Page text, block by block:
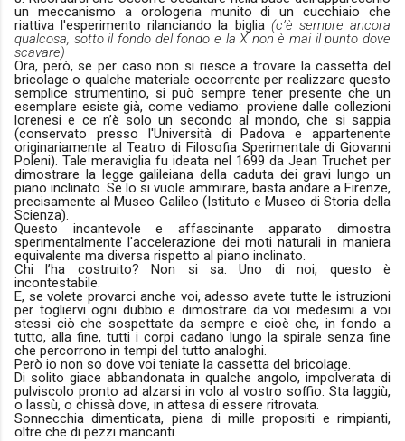
un meccanismo a orologeria munito di un cucchiaio che
riattiva l'esperimento rilanciando la biglia (c’è sempre ancora
qualcosa, sotto il fondo del fondo e la X non è mai il punto dove
scavare)
Ora, però, se per caso non si riesce a trovare la cassetta del
bricolage o qualche materiale occorrente per realizzare questo
semplice strumentino, si può sempre tener presente che un
esemplare esiste già, come vediamo: proviene dalle collezioni
lorenesi e ce n’è solo un secondo al mondo, che si sappia
(conservato presso l'Università di Padova e appartenente
originariamente al Teatro di Filosofia Sperimentale di Giovanni
Poleni). Tale meraviglia fu ideata nel 1699 da Jean Truchet per
dimostrare la legge galileiana della caduta dei gravi lungo un
piano inclinato. Se lo si vuole ammirare, basta andare a Firenze,
precisamente al Museo Galileo (Istituto e Museo di Storia della
Scienza).
Questo incantevole e affascinante apparato dimostra
sperimentalmente l'accelerazione dei moti naturali in maniera
equivalente ma diversa rispetto al piano inclinato.
Chi l’ha costruito? Non si sa. Uno di noi, questo è
incontestabile.
E, se volete provarci anche voi, adesso avete tutte le istruzioni
per togliervi ogni dubbio e dimostrare da voi medesimi a voi
stessi ciò che sospettate da sempre e cioè che, in fondo a
tutto, alla fine, tutti i corpi cadano lungo la spirale senza fine
che percorrono in tempi del tutto analoghi.
Però io non so dove voi teniate la cassetta del bricolage.
Di solito giace abbandonata in qualche angolo, impolverata di
pulviscolo pronto ad alzarsi in volo al vostro soffio. Sta laggiù,
o lassù, o chissà dove, in attesa di essere ritrovata.
Sonnecchia dimenticata, piena di mille propositi e rimpianti,
oltre che di pezzi mancanti.